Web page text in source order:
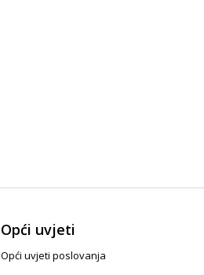
Opći uvjeti
Opći uvjeti poslovanja